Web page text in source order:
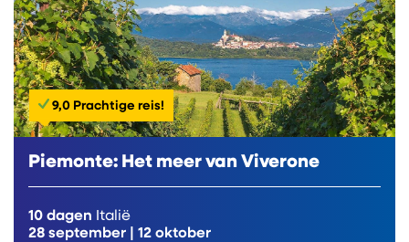
9,0 Prachtige reis!
Piemonte: Het meer van Viverone
10 dagen Italië
28 september
12 oktober